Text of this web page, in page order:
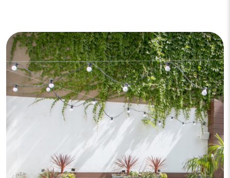
Image